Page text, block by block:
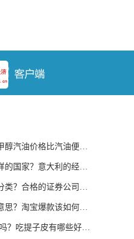
油价格比汽油便宜？甲醇
家？意大利的经济水平如
格的证券公司需要具备
淘宝爆款该如何打造？
吃提子皮有哪些好处？